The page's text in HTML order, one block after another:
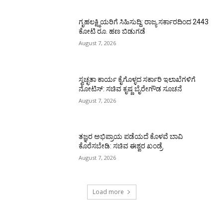
ಗೃಹಲಕ್ಷ್ಮಿಯರಿಗೆ ಸಿಹಿಸುದ್ದಿ: ರಾಜ್ಯ ಸರ್ಕಾರದಿಂದ 2443
ಕೋಟಿ ರೂ. ಹಣ ಬಿಡುಗಡೆ
August 7, 2026
ಸ್ವಚ್ಛತಾ ಕಾರ್ಯ ಕೈಗೊಳ್ಳದ ಸರ್ಕಾರಿ ಇಲಾಖೆಗಳಿಗೆ
ನೋಟಿಸ್: ಸಚಿವ ಕೃಷ್ಣ ಬೈರೇಗೌಡ ಸೂಚನೆ
August 7, 2026
ತಜ್ಞರ ಅಭಿಪ್ರಾಯ ಪಡೆಯದೆ ಕೊಳವೆ ಬಾವಿ
ಕೊರೆಸಬೇಡಿ: ಸಚಿವ ಈಶ್ವರ ಖಂಡ್ರೆ
August 7, 2026
Load more